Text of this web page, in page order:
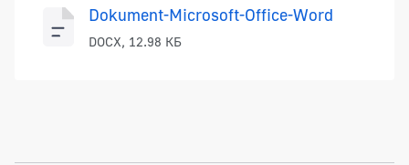
Dokument-Microsoft-Office-Word
DOCX, 12.98 КБ